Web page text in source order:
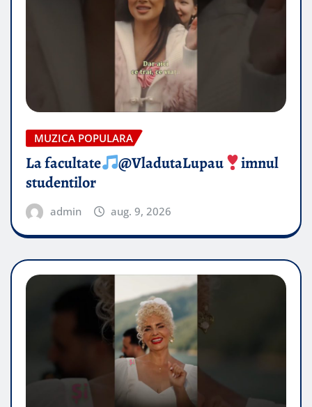
MUZICA POPULARA
La facultate @VladutaLupau
imnul
studentilor
admin aug. 9, 2026